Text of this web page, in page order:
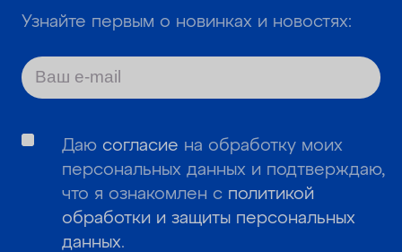
Узнайте первым о новинках и новостях:
Даю согласие на обработку моих
персональных данных и подтверждаю,
что я ознакомлен с политикой
обработки и защиты персональных
данных.